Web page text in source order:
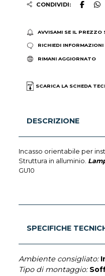
CONDIVIDI:
AVVISAMI SE IL PREZZO
RICHIEDI INFORMAZIONI
RIMANI AGGIORNATO
SCARICA LA SCHEDA
DESCRIZIONE
Incasso orientabile per
Struttura in alluminio.
GU10
SPECIFICHE
Ambiente consigliato:
Tipo di montaggio: